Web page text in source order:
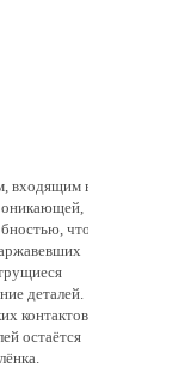
входящим в
что
деталей.
контактов.
остаётся